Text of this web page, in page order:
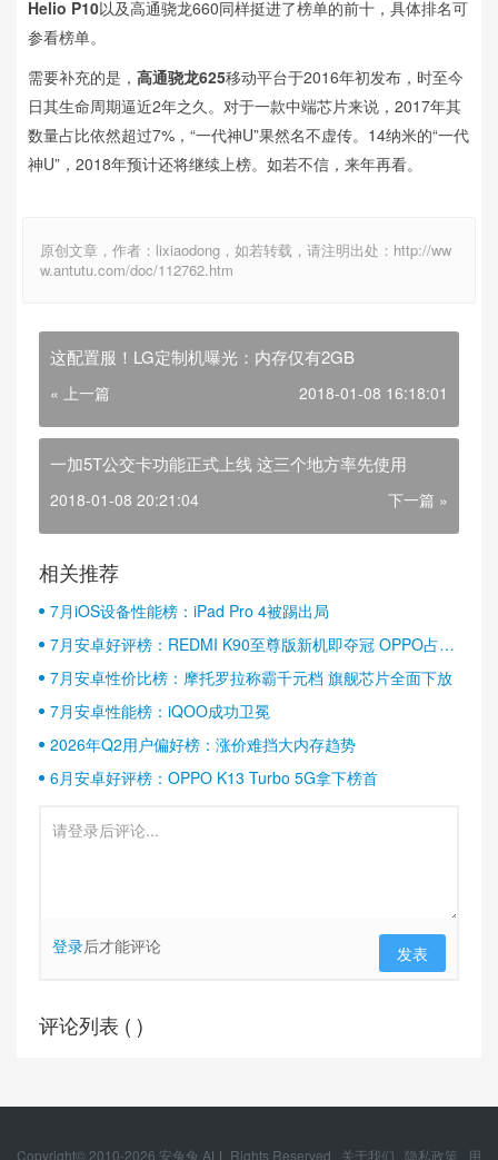
Helio P10以及高通骁龙660同样挺进了榜单的前十，具体排名可
参看榜单。
需要补充的是， 高通骁龙625移动平台于2016年初发布，时至今
日其生命周期逼近2年之久。对于一款中端芯片来说，2017年其
数量占比依然超过7%，“一代神U”果然名不虚传。14纳米的“一代
神U”，2018年预计还将继续上榜。如若不信，来年再看。
原创文章，作者：lixiaodong，如若转载，请注明出处：http://ww
w.antutu.com/doc/112762.htm
这配置服！LG定制机曝光：内存仅有2GB
« 上一篇 2018-01-08 16:18:01
一加5T公交卡功能正式上线 这三个地方率先使用
2018-01-08 20:21:04 下一篇 »
相关推荐
7月iOS设备性能榜：iPad Pro 4被踢出局
7月安卓好评榜：REDMI K90至尊版新机即夺冠 OPPO占据
半壁江山
7月安卓性价比榜：摩托罗拉称霸千元档 旗舰芯片全面下放
7月安卓性能榜：iQOO成功卫冕
2026年Q2用户偏好榜：涨价难挡大内存趋势
6月安卓好评榜：OPPO K13 Turbo 5G拿下榜首
登录后才能评论 发表
评论列表 ( )
Copyright© 2010-2026 安兔兔 ALL Rights Reserved. 关于我们 隐私政策 用